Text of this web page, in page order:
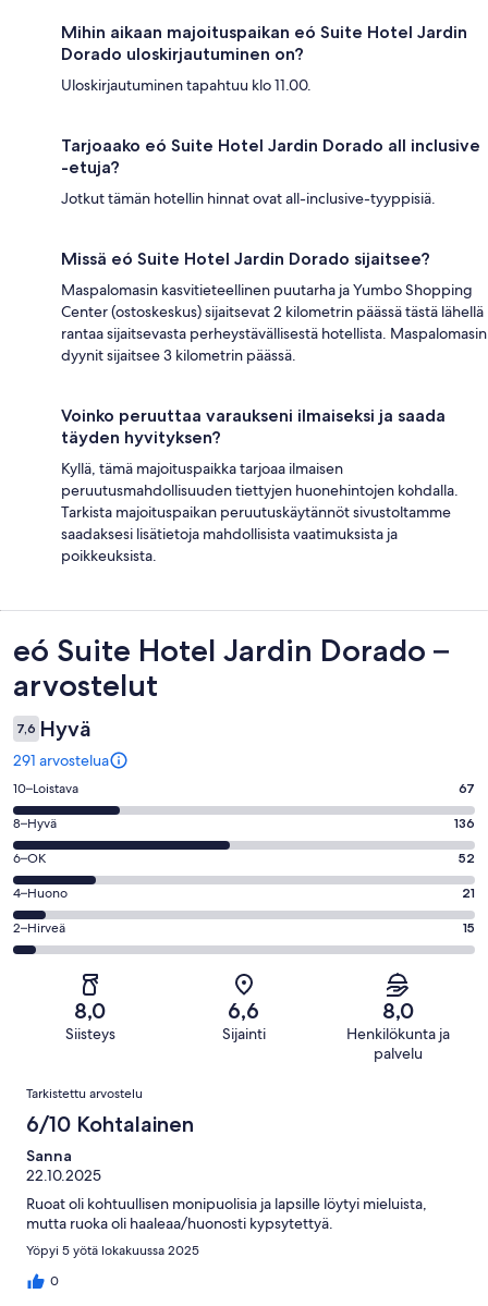
Mihin aikaan majoituspaikan eó Suite Hotel Jardin
Dorado uloskirjautuminen on?
Uloskirjautuminen tapahtuu klo 11.00.
Tarjoaako eó Suite Hotel Jardin Dorado all inclusive
-etuja?
Jotkut tämän hotellin hinnat ovat all-inclusive-tyyppisiä.
Missä eó Suite Hotel Jardin Dorado sijaitsee?
Maspalomasin kasvitieteellinen puutarha ja Yumbo Shopping
Center (ostoskeskus) sijaitsevat 2 kilometrin päässä tästä lähellä
rantaa sijaitsevasta perheystävällisestä hotellista. Maspalomasin
dyynit sijaitsee 3 kilometrin päässä.
Voinko peruuttaa varaukseni ilmaiseksi ja saada
täyden hyvityksen?
Kyllä, tämä majoituspaikka tarjoaa ilmaisen
peruutusmahdollisuuden tiettyjen huonehintojen kohdalla.
Tarkista majoituspaikan peruutuskäytännöt sivustoltamme
saadaksesi lisätietoja mahdollisista vaatimuksista ja
poikkeuksista.
Arvostelut
eó Suite Hotel Jardin Dorado –
arvostelut
7,6 Hyvä
291 arvostelua
Arvosana
10
-
Loistava.
67
kautta
291
arvostelua
10–Loistava 67
Arvosana
8
-
Hyvä.
136
kautta
291
arvostelua
8–Hyvä 136
Arvosana
6
-
OK.
52
arvostelua
6–OK 52
Arvosana
4
-
4–Huono 21
Arvosana
2
arvostelua
2–Hirveä 15
8,0
Siisteys
6,6
Sijainti
8,0
Henkilökunta ja
palvelu
Arvostelut
Tarkistettu arvostelu
6/10 Kohtalainen
Sanna
22.10.2025
Ruoat oli kohtuullisen monipuolisia ja lapsille löytyi mieluista,
mutta ruoka oli haaleaa/huonosti kypsytettyä.
Yöpyi 5 yötä lokakuussa 2025
0